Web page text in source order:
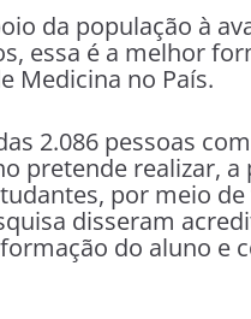
da população à
essa é a melhor
Medicina no País.
2.086 pessoas
pretende realizar, a
por meio
disseram
do aluno e